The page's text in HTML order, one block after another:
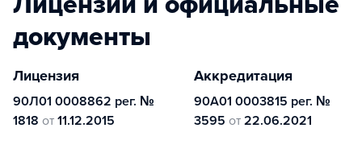
документы
Лицензия
90Л01 0008862 рег. №
1818 от 11.12.2015
Аккредитация
90А01 0003815 рег. №
3595 от 22.06.2021